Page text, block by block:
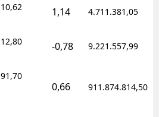
10,62 1,14 4.711.381,05
12,80 -0,78 9.221.557,99
91,70
0,66 911.874.814,50